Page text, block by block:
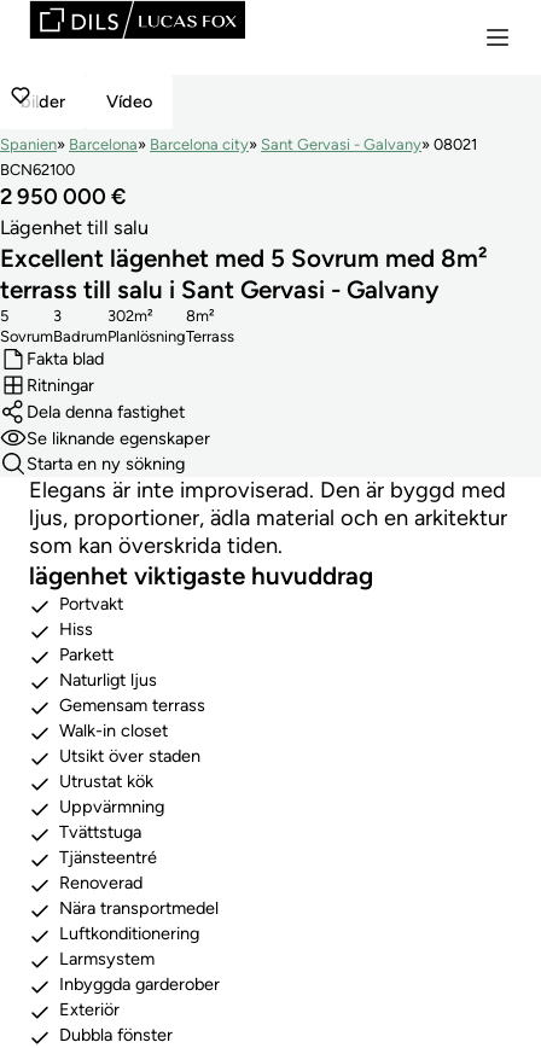
bilder Vídeo
Spanien Barcelona Barcelona city Sant Gervasi - Galvany
08021
BCN62100
2 950 000 €
Lägenhet till salu
Excellent lägenhet med 5 Sovrum med 8m²
terrass till salu i Sant Gervasi - Galvany
Sovrum
5
Badrum
3
Planlösning
302m²
Terrass
8m²
Fakta blad
Ritningar
Dela denna fastighet
Se liknande egenskaper
Starta en ny sökning
Elegans är inte improviserad. Den är byggd med
ljus, proportioner, ädla material och en arkitektur
som kan överskrida tiden.
lägenhet viktigaste huvuddrag
Portvakt
Hiss
Parkett
Naturligt ljus
Gemensam terrass
Walk-in closet
Utsikt över staden
Utrustat kök
Uppvärmning
Tvättstuga
Tjänsteentré
Renoverad
Nära transportmedel
Luftkonditionering
Larmsystem
Inbyggda garderober
Exteriör
Dubbla fönster